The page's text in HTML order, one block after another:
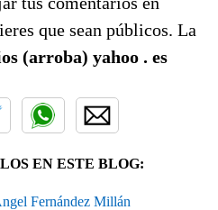
que sean públicos. La
(arroba) yahoo . es
EN ESTE BLOG:
Fernández Millán